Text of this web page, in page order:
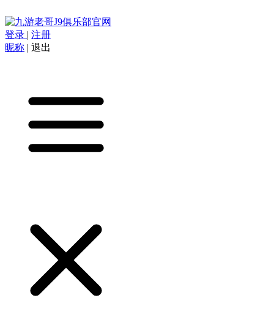
登录 | 注册
昵称 | 退出